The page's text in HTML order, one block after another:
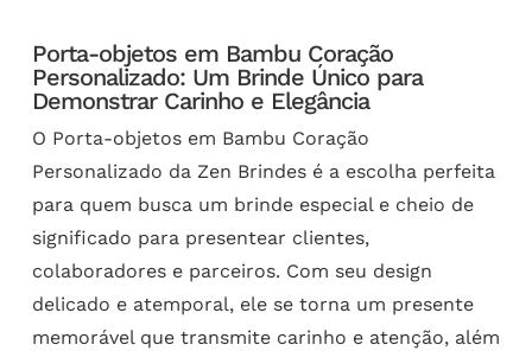
Porta-objetos em Bambu Coração
Personalizado: Um Brinde Único para
Demonstrar Carinho e Elegância
O Porta-objetos em Bambu Coração
Personalizado da Zen Brindes é a escolha perfeita
para quem busca um brinde especial e cheio de
significado para presentear clientes,
colaboradores e parceiros. Com seu design
delicado e atemporal, ele se torna um presente
memorável que transmite carinho e atenção, além